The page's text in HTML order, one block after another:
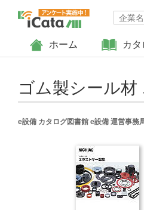
ホーム カ
ゴム製シール
e設備 カタログ図書館 e設備 運営事務